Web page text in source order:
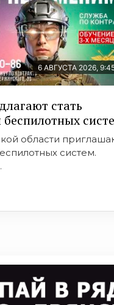
6 АВГУСТА 2026,
cтать
области
систем.